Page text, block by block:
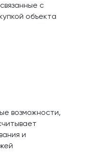
с
объекта
возможности,
и